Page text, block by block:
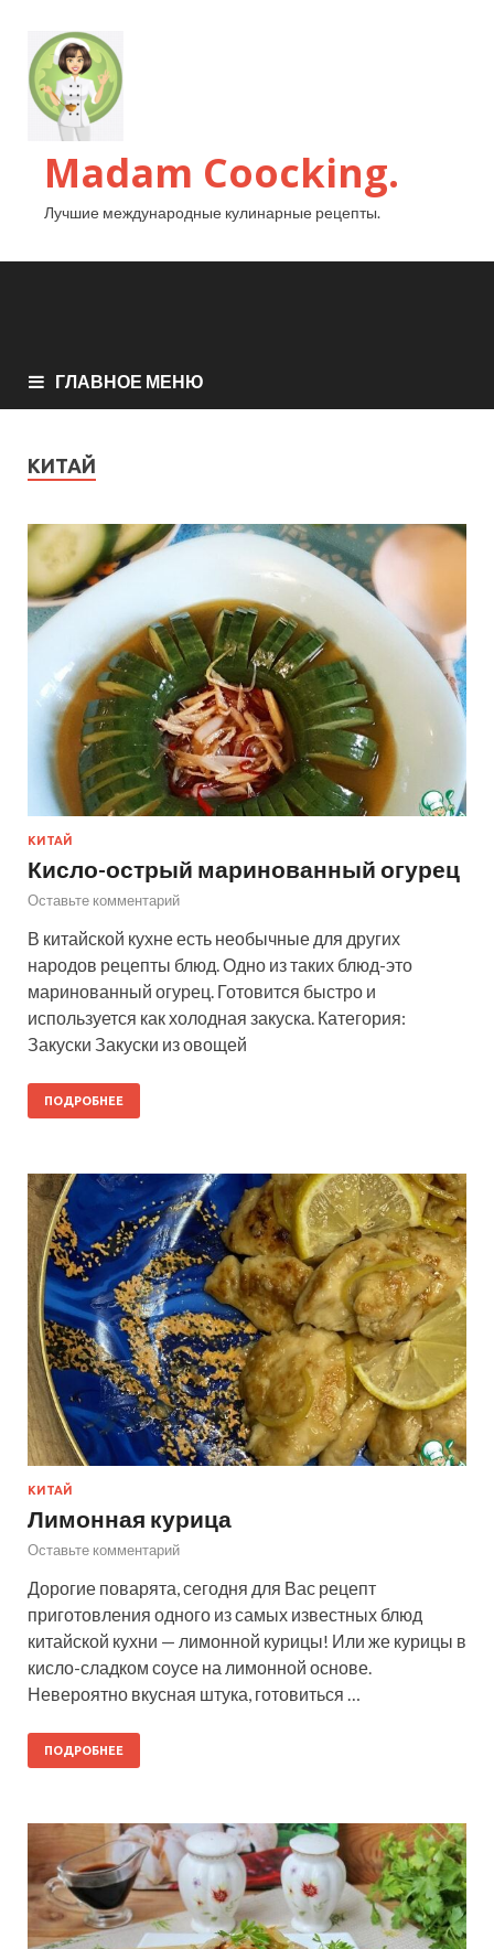
Madam Coocking.
Лучшие международные кулинарные рецепты.
ГЛАВНОЕ МЕНЮ
КИТАЙ
КИТАЙ
Кисло-острый маринованный огурец
Оставьте комментарий
В китайской кухне есть необычные для других
народов рецепты блюд. Одно из таких блюд-это
маринованный огурец. Готовится быстро и
используется как холодная закуска. Категория:
Закуски Закуски из овощей
ПОДРОБНЕЕ
КИТАЙ
Лимонная курица
Оставьте комментарий
Дорогие поварята, сегодня для Вас рецепт
приготовления одного из самых известных блюд
китайской кухни — лимонной курицы! Или же курицы в
кисло-сладком соусе на лимонной основе.
Невероятно вкусная штука, готовиться …
ПОДРОБНЕЕ